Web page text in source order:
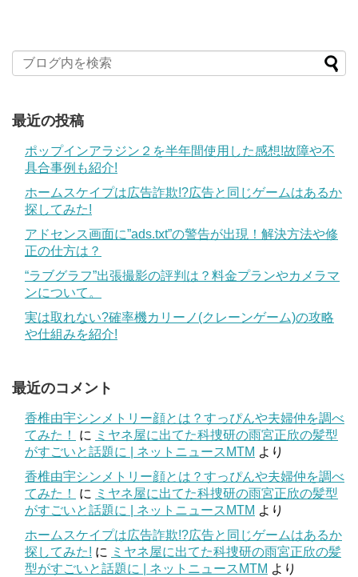
最近の投稿
ポップインアラジン２を半年間使用した感想!故障や不
具合事例も紹介!
ホームスケイプは広告詐欺!?広告と同じゲームはあるか
探してみた!
アドセンス画面に”ads.txt”の警告が出現！解決方法や修
正の仕方は？
“ラブグラフ”出張撮影の評判は？料金プランやカメラマ
ンについて。
実は取れない?確率機カリーノ(クレーンゲーム)の攻略
や仕組みを紹介!
最近のコメント
香椎由宇シンメトリー顔とは？すっぴんや夫婦仲を調べ
てみた！
に ミヤネ屋に出てた科捜研の雨宮正欣の髪型
がすごいと話題に | ネットニュースMTM より
香椎由宇シンメトリー顔とは？すっぴんや夫婦仲を調べ
てみた！
に ミヤネ屋に出てた科捜研の雨宮正欣の髪型
がすごいと話題に | ネットニュースMTM より
ホームスケイプは広告詐欺!?広告と同じゲームはあるか
探してみた! に ミヤネ屋に出てた科捜研の雨宮正欣の髪
型がすごいと話題に | ネットニュースMTM より